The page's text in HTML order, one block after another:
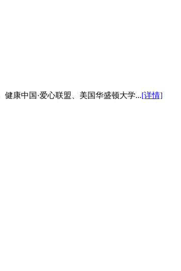
康中国·爱心联盟、美国华盛顿大学...[详情]